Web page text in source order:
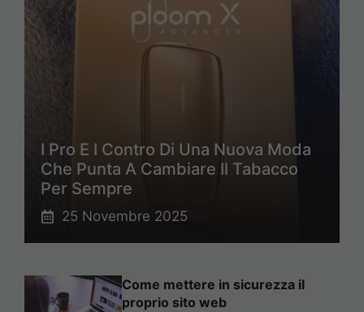
I Pro E I Contro Di Una Nuova Moda
Che Punta A Cambiare Il Tabacco
Per Sempre
25 Novembre 2025
Come mettere in sicurezza il
proprio sito web